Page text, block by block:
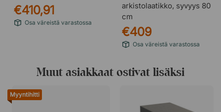
€410,91
Osa väreistä varastossa
arkistolaatikko, syvyys 80
cm
€409
Osa väreistä varastossa
Muut asiakkaat ostivat lisäksi
Myyntihitti